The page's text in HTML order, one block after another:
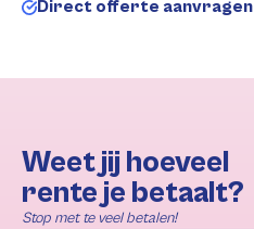
Direct offerte aanvragen
Weet jij hoeveel
rente je betaalt?
Stop met te veel betalen!